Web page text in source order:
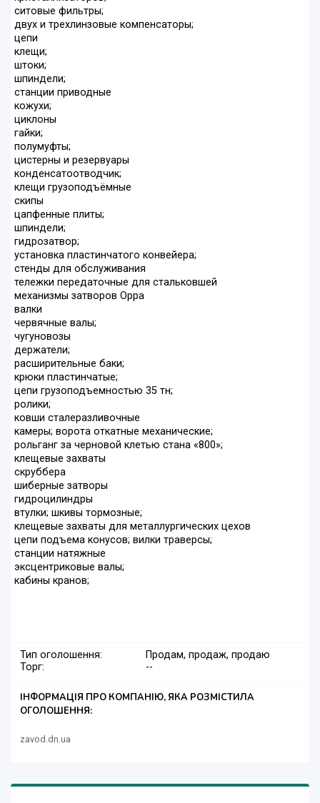
ситовые фильтры;
двух и трехлинзовые компенсаторы;
цепи
клещи;
штоки;
шпиндели;
станции приводные
кожухи;
циклоны
гайки;
полумуфты;
цистерны и резервуары
конденсатоотводчик;
клещи грузоподъёмные
скипы
цапфенные плиты;
шпиндели;
гидрозатвор;
установка пластинчатого конвейера;
стенды для обслуживания
тележки передаточные для стальковшей
механизмы затворов Орра
валки
червячные валы;
чугуновозы
держатели;
расширительные баки;
крюки пластинчатые;
цепи грузоподъемностью 35 тн;
ролики;
ковши сталеразливочные
камеры; ворота откатные механические;
рольганг за черновой клетью стана «800»;
клещевые захваты
скруббера
шиберные затворы
гидроцилиндры
втулки; шкивы тормозные;
клещевые захваты для металлургических цехов
цепи подъема конусов; вилки траверсы;
станции натяжные
эксцентриковые валы;
кабины кранов;
Тип оголошення:
Продам, продаж, продаю
Торг:
--
ІНФОРМАЦІЯ ПРО КОМПАНІЮ, ЯКА РОЗМІСТИЛА
ОГОЛОШЕННЯ:
zavod.dn.ua